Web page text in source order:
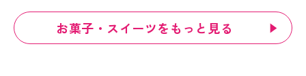
お菓子・スイーツをもっと見る